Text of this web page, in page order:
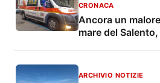
CRONACA
Ancora un
mare del
ARCHIVIO NOTIZIE